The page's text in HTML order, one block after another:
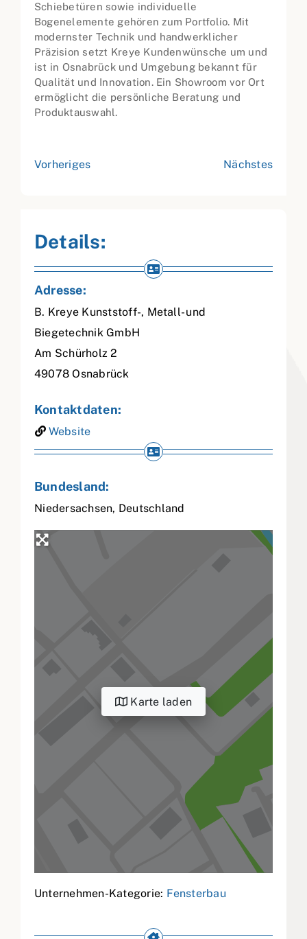
Schiebetüren sowie individuelle
Bogenelemente gehören zum Portfolio. Mit
modernster Technik und handwerklicher
Präzision setzt Kreye Kundenwünsche um und
ist in Osnabrück und Umgebung bekannt für
Qualität und Innovation. Ein Showroom vor Ort
ermöglicht die persönliche Beratung und
Produktauswahl.
Vorheriges Nächstes
Details:
Adresse:
B. Kreye Kunststoff-, Metall- und
Biegetechnik GmbH
Am Schürholz 2
49078 Osnabrück
Kontaktdaten:
Website
Bundesland:
Niedersachsen, Deutschland
Karte laden
Unternehmen-Kategorie: Fensterbau